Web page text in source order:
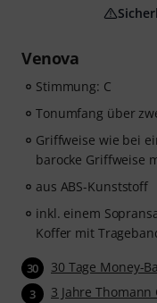
Venova
Stimmung: C
Tonumfang über
Griffweise wie bei
barocke Griffweise
aus ABS-Kunststoff
inkl. einem
Koffer mit
30 30 Tage Money-
3 3 Jahre Thomann